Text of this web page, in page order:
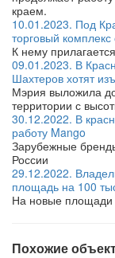
краем.
10.01.2023. Под
торговый
К нему
09.01.2023. В
Шахтеров хотят
Мэрия выложила
территории с
30.12.2022. В
работу Mango
Зарубежные
России
29.12.2022.
площадь на 100
На новые площади
Похожие